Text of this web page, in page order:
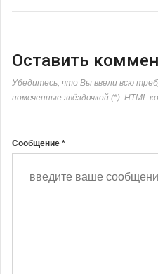
Оставить
Убедитесь, что Вы ввели всю
помеченные звёздочкой (*). HTML
Сообщение *